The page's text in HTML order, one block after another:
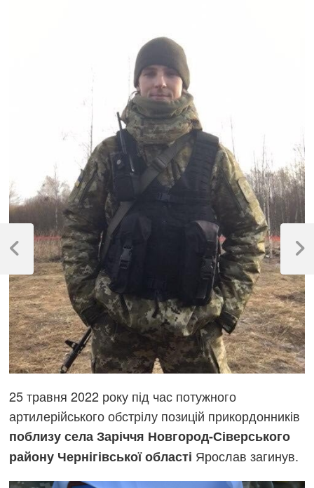
25 травня 2022 року під час потужного
артилерійського обстрілу позицій прикордонників
поблизу села Заріччя Новгород-Сіверського
району Чернігівської області Ярослав загинув.
Навігація
записів
Previous
Next
Post